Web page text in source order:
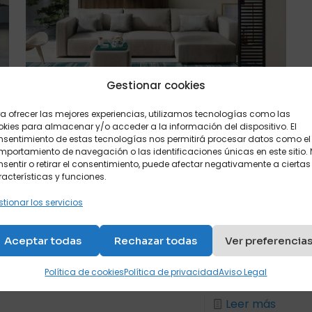
Gestionar cookies
ofrecer las mejores experiencias, utilizamos tecnologías como las
para almacenar y/o acceder a la información del dispositivo. El
de estas tecnologías nos permitirá procesar datos como el
de navegación o las identificaciones únicas en este sitio.
o retirar el consentimiento, puede afectar negativamente a ciertas
y funciones.
los servicios
Aceptar todas Rechazar todas Ver preferencias
Política de cookiesPolítica de privacidadAviso Legal
Las ventajas de los
muebles abatibles en el
salón de casa
En la actualidad, el diseño de interiores se
adaptándose a las necesidades de
funcionalidad y espacio que exige la vida
moderna. Una de[…]
Leer más